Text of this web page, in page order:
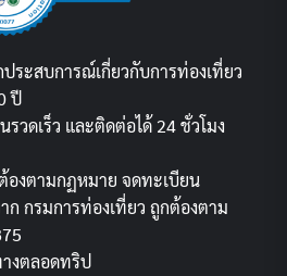
ระสบการณ์เกี่ยวกับการท่องเที่ยว
ปี
วดเร็ว และติดต่อได้ 24 ชั่วโมง
งตามกฏหมาย จดทะเบียน
ก กรมการท่องเที่ยว ถูกต้องตาม
งตลอดทริป